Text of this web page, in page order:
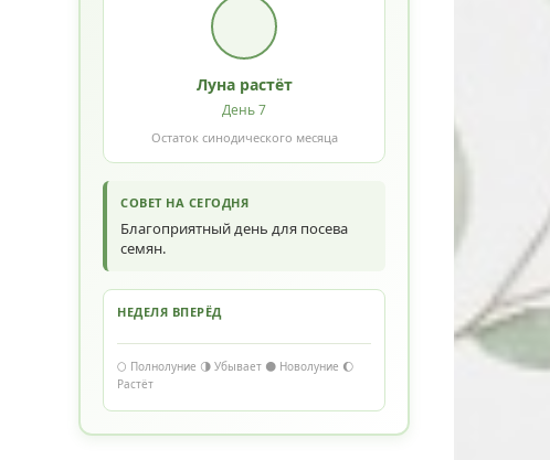
Луна растёт
День 7
Остаток синодического месяца
СОВЕТ НА СЕГОДНЯ
Благоприятный день для посева
семян.
НЕДЕЛЯ ВПЕРЁД
🌕 Полнолуние 🌗 Убывает 🌑 Новолуние 🌔
Растёт